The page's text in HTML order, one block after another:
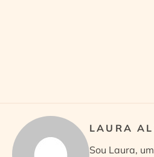
LAURA
Sou Laura,